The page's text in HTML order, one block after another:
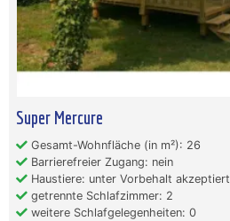
Super Mercure
Gesamt-Wohnfläche (in m²): 26
Barrierefreier Zugang: nein
Haustiere: unter Vorbehalt akzeptiert
getrennte Schlafzimmer: 2
weitere Schlafgelegenheiten: 0